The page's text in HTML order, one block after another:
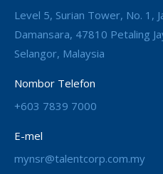
Level 5, Surian Tower, No. 1,
Damansara, 47810 Petaling
Selangor, Malaysia
Nombor Telefon
+603 7839 7000
E-mel
mynsr@talentcorp.com.my